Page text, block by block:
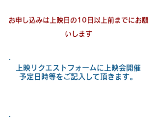
お申し込みは上映日の10日以上前までにお願
いします
上映リクエストフォームに上映会開催
予定日時等をご記入して頂きます。